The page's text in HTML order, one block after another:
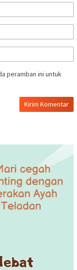
peramban ini untuk